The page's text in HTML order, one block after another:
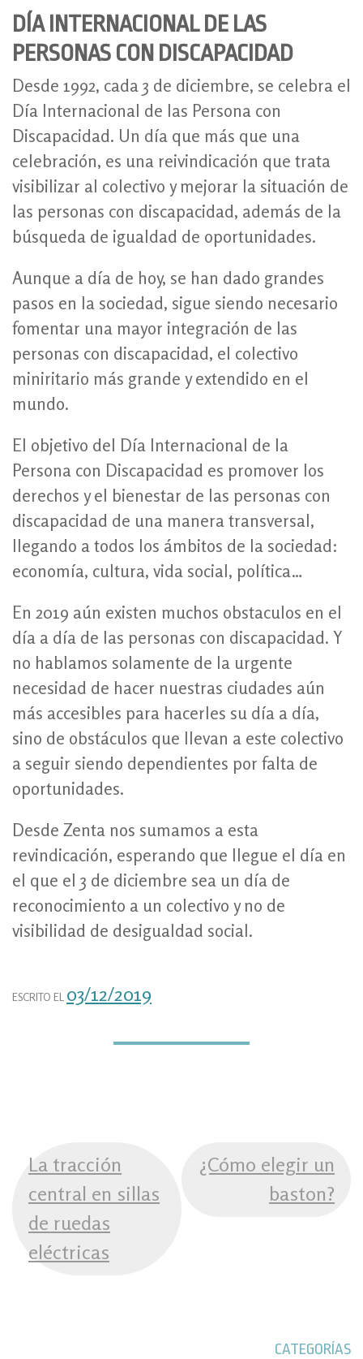
DÍA INTERNACIONAL DE LAS
PERSONAS CON DISCAPACIDAD
Desde 1992, cada 3 de diciembre, se celebra el
Día Internacional de las Persona con
Discapacidad. Un día que más que una
celebración, es una reivindicación que trata
visibilizar al colectivo y mejorar la situación de
las personas con discapacidad, además de la
búsqueda de igualdad de oportunidades.
Aunque a día de hoy, se han dado grandes
pasos en la sociedad, sigue siendo necesario
fomentar una mayor integración de las
personas con discapacidad, el colectivo
miniritario más grande y extendido en el
mundo.
El objetivo del Día Internacional de la
Persona con Discapacidad es promover los
derechos y el bienestar de las personas con
discapacidad de una manera transversal,
llegando a todos los ámbitos de la sociedad:
economía, cultura, vida social, política…
En 2019 aún existen muchos obstaculos en el
día a día de las personas con discapacidad. Y
no hablamos solamente de la urgente
necesidad de hacer nuestras ciudades aún
más accesibles para hacerles su día a día,
sino de obstáculos que llevan a este colectivo
a seguir siendo dependientes por falta de
oportunidades.
Desde Zenta nos sumamos a esta
revindicación, esperando que llegue el día en
el que el 3 de diciembre sea un día de
reconocimiento a un colectivo y no de
visibilidad de desigualdad social.
ESCRITO EL 03/12/2019
NAVEGACIÓN
DE
ENTRADAS
La tracción
central en sillas
de ruedas
eléctricas
¿Cómo elegir un
baston?
CATEGORÍAS